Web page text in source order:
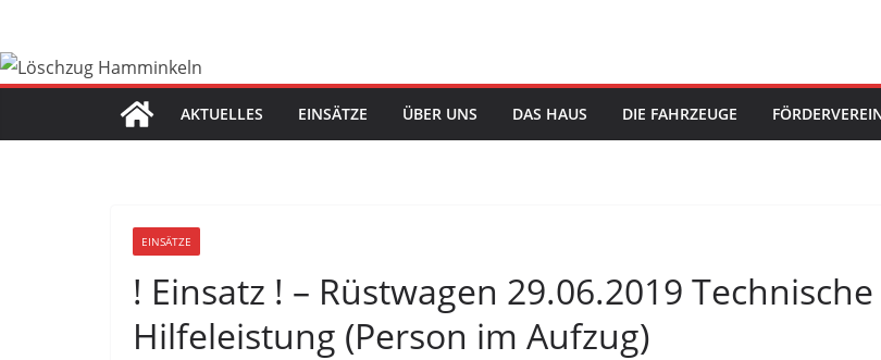
springen
AKTUELLES EINSÄTZE ÜBER UNS DAS HAUS DIE FAHRZEUGE
EINSÄTZE
! Einsatz ! – Rüstwagen 29.06.2019 Technische
Hilfeleistung (Person im Aufzug)